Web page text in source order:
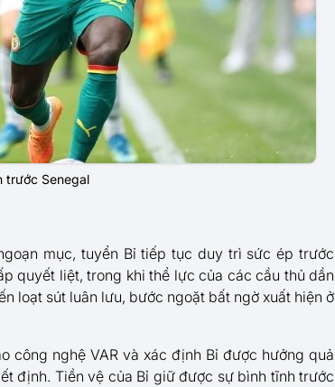
trước Senegal
mục, tuyển Bỉ tiếp tục duy trì sức ép trước
quyết liệt, trong khi thể lực của các cầu thủ dần
loạt sút luân lưu, bước ngoặt bất ngờ xuất hiện ở
công nghệ VAR và xác định Bỉ được hưởng quả
định. Tiền vệ của Bỉ giữ được sự bình tĩnh trước